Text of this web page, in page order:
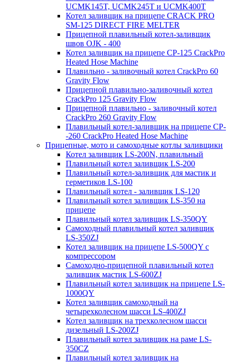
UCMK145T, UCMK245T и UCMK400T
Котел заливщик на прицепе CRACK PRO
SM-125 DIRECT FIRE MELTER
Прицепной плавильный котел-заливщик
швов OJK - 400
Котел заливщик на прицепе CP-125 CrackPro
Heated Hose Machine
Плавильно - заливочный котел CrackPro 60
Gravity Flow
Прицепной плавильно-заливочный котел
CrackPro 125 Gravity Flow
Прицепной плавильно - заливочный котел
CrackPro 260 Gravity Flow
Плавильный котел-заливщик на прицепе CP-
-260 CrackPro Heated Hose Machine
Прицепные, мото и самоходные котлы заливщики
Котел заливщик LS-200N, плавильный
Плавильный котел заливщик LS-200
Плавильный котел-заливщик для мастик и
герметиков LS-100
Плавильный котел - заливщик LS-120
Плавильный котел заливщик LS-350 на
прицепе
Плавильный котел заливщик LS-350QY
Самоходный плавильный котел заливщик
LS-350ZJ
Котел заливщик на прицепе LS-500QY с
компрессором
Самоходно-прицепной плавильный котел
заливщик мастик LS-600ZJ
Плавильный котел заливщик на прицепе LS-
1000QY
Котел заливщик самоходный на
четырехколесном шасси LS-400ZJ
Котел заливщик на трехколесном шасси
дизельный LS-200ZJ
Плавильный котел заливщик на раме LS-
350CZ
Плавильный котел заливщик на